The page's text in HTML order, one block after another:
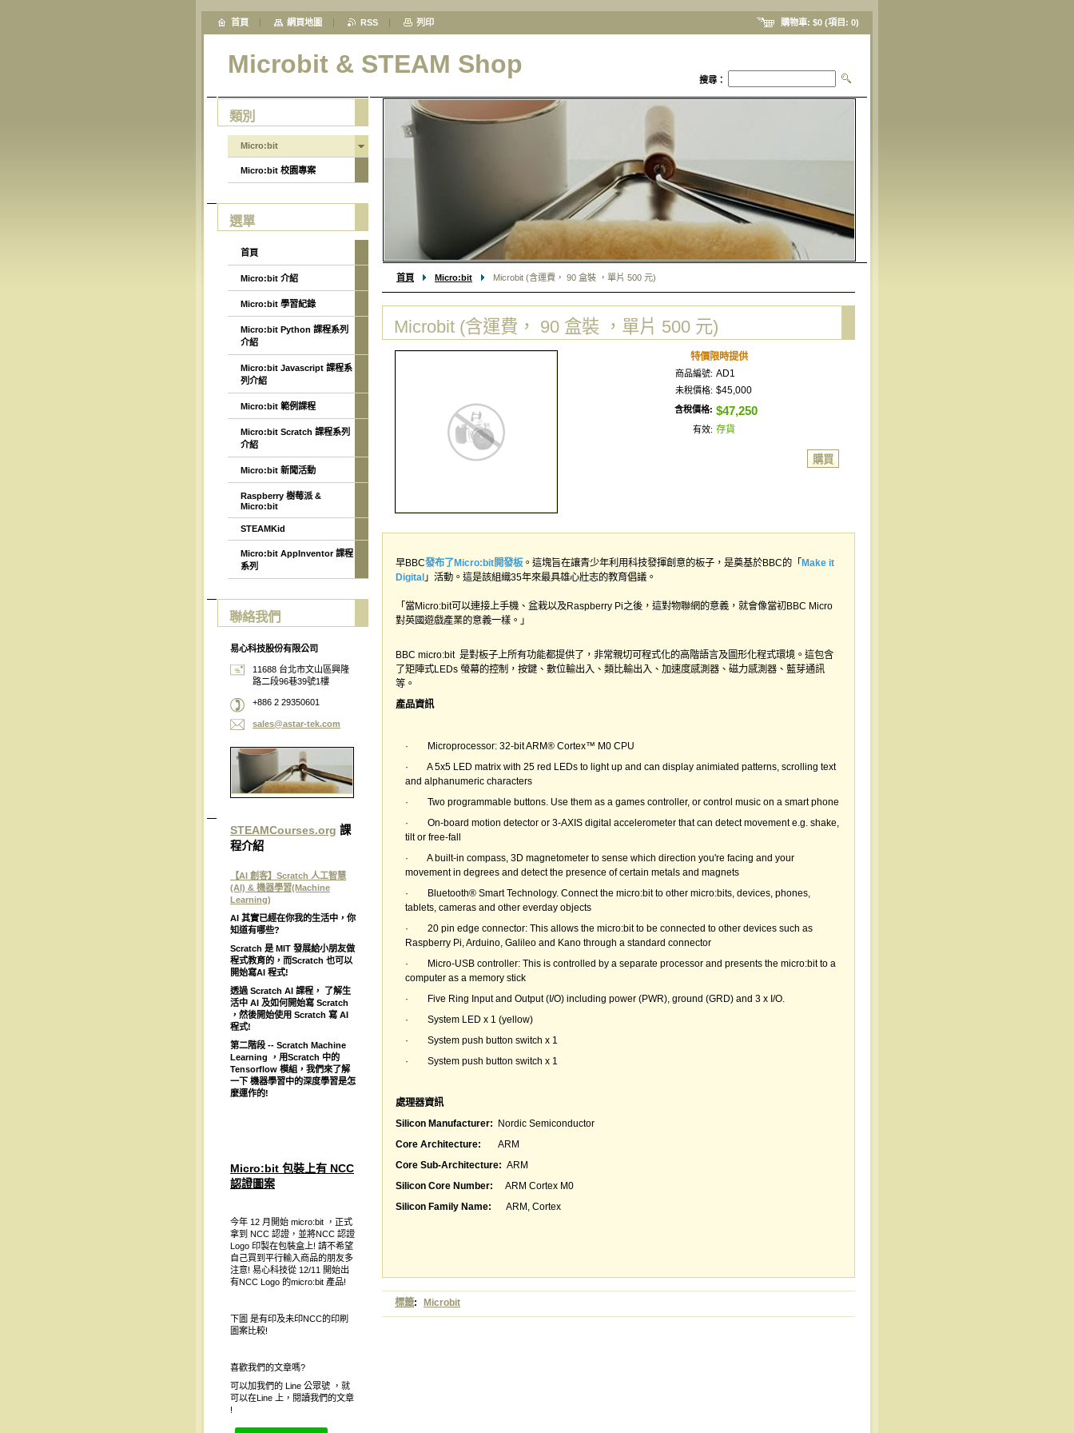
Microbit & STEAM Shop
搜尋：
首頁 Micro:bit Microbit (含運費， 90 盒裝 ，單片 500 元)
Microbit (含運費， 90 盒裝 ，單片 500 元)
特價限時提供
商品編號: AD1
未稅價格: $45,000
含稅價格: $47,250
有效: 存貨
早BBC發布了Micro:bit開發板。這塊旨在讓青少年利用科技發揮創意的板子，是奠基於BBC的「 Make it
Digital 」活動。這是該組織35年來最具雄心壯志的教育倡議。
「當Micro:bit可以連接上手機、盆栽以及Raspberry Pi之後，這對物聯網的意義，就會像當初BBC Micro
對英國遊戲產業的意義一樣。」
BBC micro:bit 是對板子上所有功能都提供了，非常親切可程式化的高階語言及圖形化程式環境。這包含
了矩陣式LEDs 螢幕的控制，按鍵、數位輸出入、類比輸出入、加速度感測器、磁力感測器、藍芽通訊
等。
產品資訊
· Microprocessor: 32-bit ARM® Cortex™ M0 CPU
· A 5x5 LED matrix with 25 red LEDs to light up and can display animiated patterns, scrolling text
and alphanumeric characters
· Two programmable buttons. Use them as a games controller, or control music on a smart phone
· On-board motion detector or 3-AXIS digital accelerometer that can detect movement e.g. shake,
tilt or free-fall
· A built-in compass, 3D magnetometer to sense which direction you're facing and your
movement in degrees and detect the presence of certain metals and magnets
· Bluetooth® Smart Technology. Connect the micro:bit to other micro:bits, devices, phones,
tablets, cameras and other everday objects
· 20 pin edge connector: This allows the micro:bit to be connected to other devices such as
Raspberry Pi, Arduino, Galileo and Kano through a standard connector
· Micro-USB controller: This is controlled by a separate processor and presents the micro:bit to a
computer as a memory stick
· Five Ring Input and Output (I/O) including power (PWR), ground (GRD) and 3 x I/O.
· System LED x 1 (yellow)
· System push button switch x 1
· System push button switch x 1
處理器資訊
Silicon Manufacturer:
Nordic Semiconductor
Core Architecture: ARM
Core Sub-Architecture: ARM
Silicon Core Number: ARM Cortex M0
Silicon Family Name: ARM, Cortex
標籤: Microbit
類別
Micro:bit
Micro:bit 校園專案
選單
首頁
Micro:bit 介紹
Micro:bit 學習紀錄
Micro:bit Python 課程系列
介紹
Micro:bit Javascript 課程系
列介紹
Micro:bit 範例課程
Micro:bit Scratch 課程系列
介紹
Micro:bit 新聞活動
Raspberry 樹莓派 &
Micro:bit
STEAMKid
Micro:bit AppInventor 課程
系列
聯絡我們
易心科技股份有限公司
11688 台北市文山區興隆
路二段96巷39號1樓
+886 2 29350601
sales@astar-tek.com
STEAMCourses.org 課
程介紹
【AI 創客】Scratch 人工智慧
(AI) & 機器學習(Machine
Learning)
AI 其實已經在你我的生活中，你
知道有哪些?
Scratch 是 MIT 發展給小朋友做
程式教育的，而Scratch 也可以
開始寫AI 程式!
透過 Scratch AI 課程，
了解生
活中 AI 及如何開始寫 Scratch
，然後開始使用 Scratch 寫 AI
程式!
第二階段 -- Scratch Machine
Learning
，用Scratch 中的
Tensorflow 模組，我們來了解
一下 機器學習中的深度學習是怎
麼運作的!
Micro:bit 包裝上有 NCC
認證圖案
今年 12 月開始 micro:bit ，正式
拿到 NCC 認證，並將NCC 認證
Logo 印製在包裝盒上! 請不希望
自己買到平行輸入商品的朋友多
注意! 易心科技從 12/11 開始出
有NCC Logo 的micro:bit 產品!
下圖 是有印及未印NCC的印刷
圖案比較!
喜歡我們的文章嗎?
可以加我們的 Line 公眾號 ，就
可以在Line 上，閱讀我們的文章
!
購物車: $0 (項目: 0)
首頁 網頁地圖 RSS 列印